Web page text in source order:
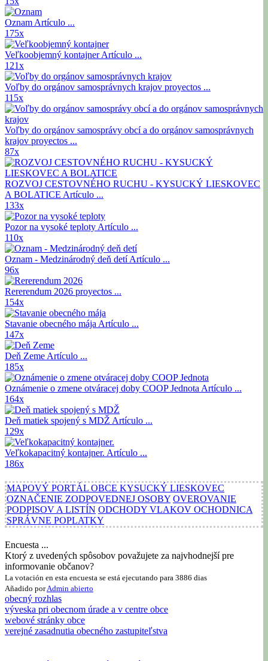
Oznam Artículo ...
175x
Veľkoobjemný kontajnerArtículo ...
121x
Voľby do orgánov samosprávnych krajov proyectos ...
115x
Voľby do orgánov samosprávy obcí a do orgánov samosprávnych
krajov proyectos ...
87x
ROZVOJ CESTOVNÉHO RUCHU - KYSUCKÝ LIESKOVEC
A BOLATICE Artículo ...
133x
Pozor na vysoké teploty Artículo ...
110x
Oznam - Medzinárodný deň detíArtículo ...
96x
Rererendum 2026 proyectos ...
154x
Stavanie obecného mája Artículo ...
147x
Deň Zeme Artículo ...
185x
Oznámenie o zmene otváracej doby COOP Jednota Artículo ...
164x
Deň matiek spojený s MDŽ Artículo ...
129x
Veľkokapacitný kontajner. Artículo ...
186x
MAPOVÝ PORTÁL OBCE KYSUCKÝ LIESKOVEC
OZNAČENIE ZODPOVEDNEJ OSOBY OVEROVANIE
PODPISOV A LISTÍN ODCHODY VLAKOV OCHODNICA
SPRÁVNE POPLATKY
Encuesta ...
Ktorý z uvedených spôsobov považujete za najvhodnejší pre
informovanie občanov?
La votación en esta encuesta se está ejecutando para 3886 dias
Añadido porAdmin abierto
obecný rozhlas
výveska pri obecnom úrade a v centre obce
webové stránky obce
verejné zasadnutia obecného zastupiteľstva